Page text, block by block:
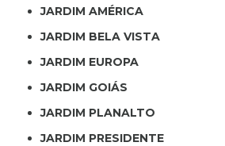
JARDIM AMÉRICA
JARDIM BELA VISTA
JARDIM EUROPA
JARDIM GOIÁS
JARDIM PLANALTO
JARDIM PRESIDENTE